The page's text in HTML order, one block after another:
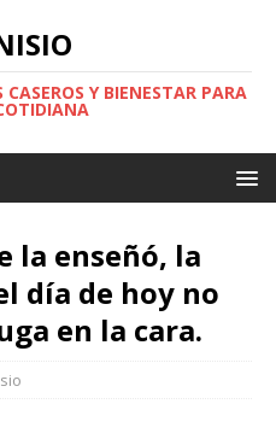
Y BIENESTAR PARA
la enseñó, la
día de hoy no
en la cara.